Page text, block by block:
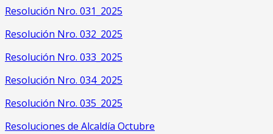
Resolución Nro. 031_2025
Resolución Nro. 032_2025
Resolución Nro. 033_2025
Resolución Nro. 034_2025
Resolución Nro. 035_2025
Resoluciones de Alcaldía Octubre